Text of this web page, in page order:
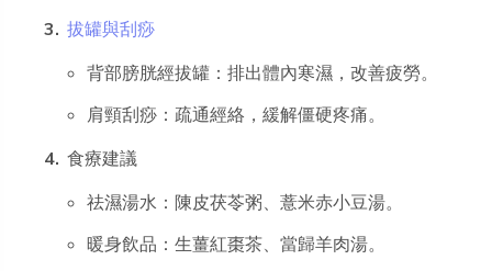
拔罐與刮痧
背部膀胱經拔罐：排出體內寒濕，改善疲勞。
肩頸刮痧：疏通經絡，緩解僵硬疼痛。
食療建議
祛濕湯水：陳皮茯苓粥、薏米赤小豆湯。
暖身飲品：生薑紅棗茶、當歸羊肉湯。